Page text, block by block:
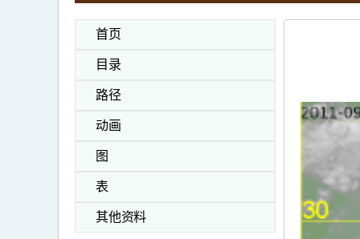
首页
目录
路径
动画
图
表
其他资料